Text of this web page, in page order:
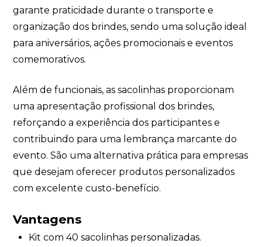
garante praticidade durante o transporte e
organização dos brindes, sendo uma solução ideal
para aniversários, ações promocionais e eventos
comemorativos.
Além de funcionais, as sacolinhas proporcionam
uma apresentação profissional dos brindes,
reforçando a experiência dos participantes e
contribuindo para uma lembrança marcante do
evento. São uma alternativa prática para empresas
que desejam oferecer produtos personalizados
com excelente custo-benefício.
Vantagens
Kit com 40 sacolinhas personalizadas.